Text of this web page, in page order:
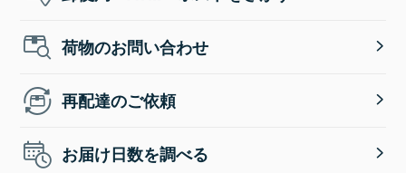
荷物のお問い合わせ
再配達のご依頼
お届け日数を調べる